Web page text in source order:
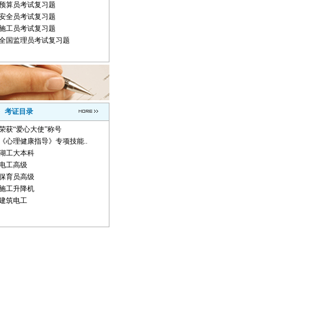
算员考试复习题
全员考试复习题
工员考试复习题
国监理员考试复习题
考证目录
获“爱心大使”称号
《心理健康指导》专项技能..
工大本科
工高级
育员高级
工升降机
筑电工